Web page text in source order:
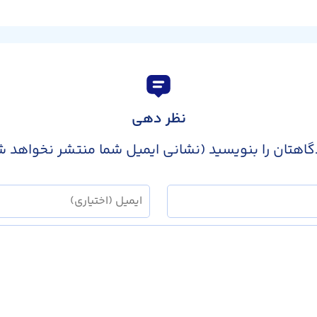
نظر دهی
را بنویسید (نشانی ایمیل شما منتشر